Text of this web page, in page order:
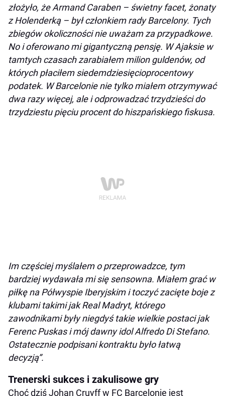
złożyło, że Armand Caraben – świetny facet, żonaty
z Holenderką – był członkiem rady Barcelony. Tych
zbiegów okoliczności nie uważam za przypadkowe.
No i oferowano mi gigantyczną pensję. W Ajaksie w
tamtych czasach zarabiałem milion guldenów, od
których płaciłem siedemdziesięcioprocentowy
podatek. W Barcelonie nie tylko miałem otrzymywać
dwa razy więcej, ale i odprowadzać trzydzieści do
trzydziestu pięciu procent do hiszpańskiego fiskusa.
Im częściej myślałem o przeprowadzce, tym
bardziej wydawała mi się sensowna. Miałem grać w
piłkę na Półwyspie Iberyjskim i toczyć zacięte boje z
klubami takimi jak Real Madryt, którego
zawodnikami były niegdyś takie wielkie postaci jak
Ferenc Puskas i mój dawny idol Alfredo Di Stefano.
Ostatecznie podpisani kontraktu było łatwą
decyzją”.
Trenerski sukces i zakulisowe gry
Choć dziś Johan Cruyff w FC Barcelonie jest